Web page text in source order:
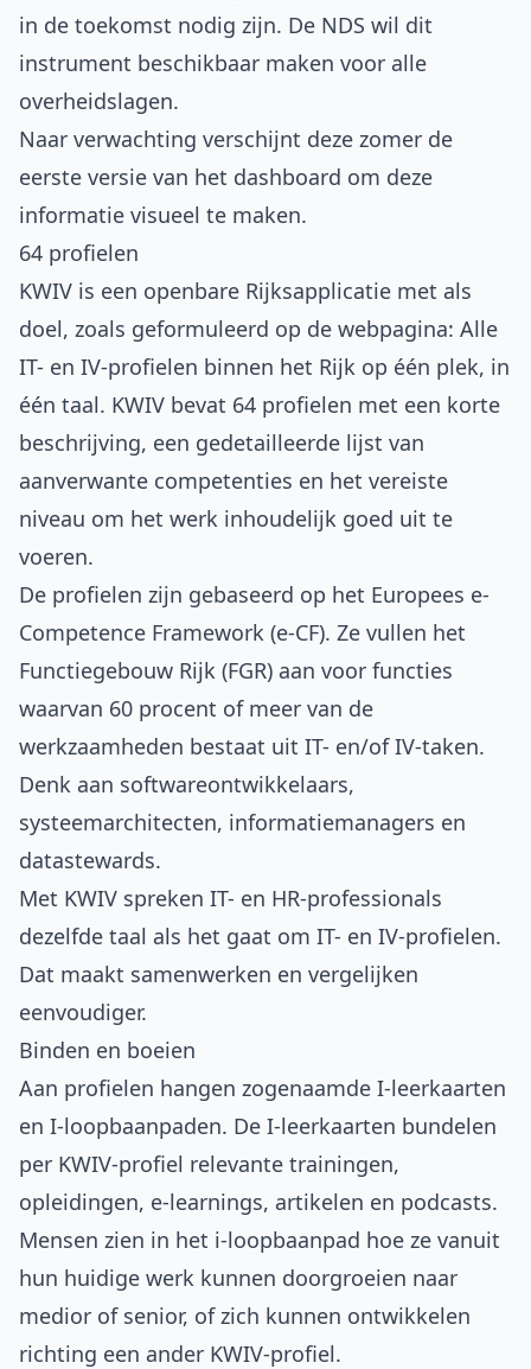
in de toekomst nodig zijn. De NDS wil dit
instrument beschikbaar maken voor alle
overheidslagen.
Naar verwachting verschijnt deze zomer de
eerste versie van het dashboard om deze
informatie visueel te maken.
64 profielen
KWIV is een openbare Rijksapplicatie met als
doel, zoals geformuleerd op de webpagina: Alle
IT- en IV-profielen binnen het Rijk op één plek, in
één taal. KWIV bevat 64 profielen met een korte
beschrijving, een gedetailleerde lijst van
aanverwante competenties en het vereiste
niveau om het werk inhoudelijk goed uit te
voeren.
De profielen zijn gebaseerd op het Europees e-
Competence Framework (e-CF). Ze vullen het
Functiegebouw Rijk (FGR) aan voor functies
waarvan 60 procent of meer van de
werkzaamheden bestaat uit IT- en/of IV-taken.
Denk aan softwareontwikkelaars,
systeemarchitecten, informatiemanagers en
datastewards.
Met KWIV spreken IT- en HR-professionals
dezelfde taal als het gaat om IT- en IV-profielen.
Dat maakt samenwerken en vergelijken
eenvoudiger.
Binden en boeien
Aan profielen hangen zogenaamde I-leerkaarten
en I-loopbaanpaden. De I-leerkaarten bundelen
per KWIV-profiel relevante trainingen,
opleidingen, e-learnings, artikelen en podcasts.
Mensen zien in het i-loopbaanpad hoe ze vanuit
hun huidige werk kunnen doorgroeien naar
medior of senior, of zich kunnen ontwikkelen
richting een ander KWIV-profiel.